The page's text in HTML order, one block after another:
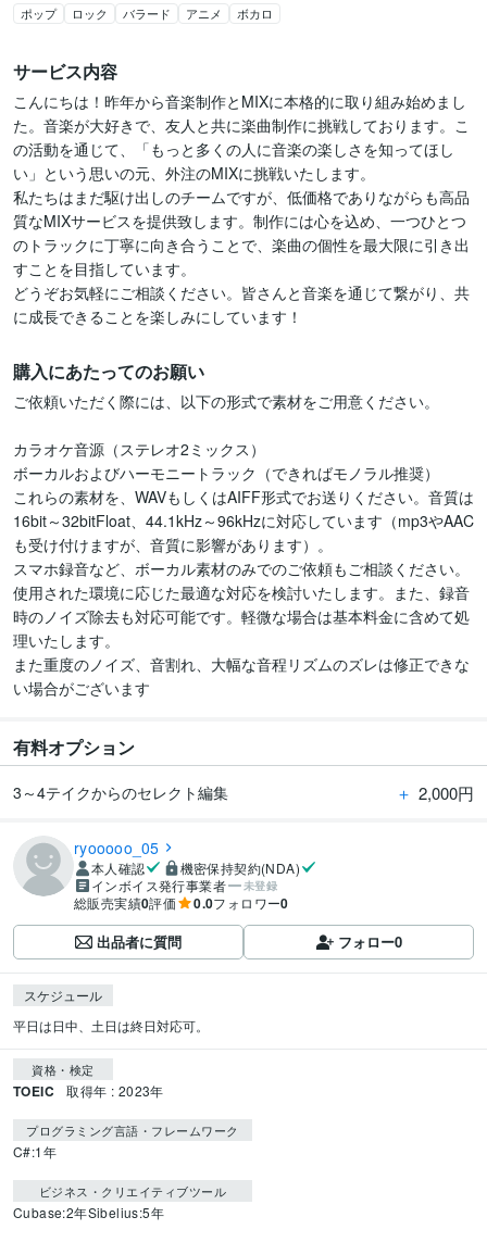
ポップ ロック バラード アニメ ボカロ
サービス内容
こんにちは！昨年から音楽制作とMIXに本格的に取り組み始めまし
た。音楽が大好きで、友人と共に楽曲制作に挑戦しております。こ
の活動を通じて、「もっと多くの人に音楽の楽しさを知ってほし
い」という思いの元、外注のMIXに挑戦いたします。
私たちはまだ駆け出しのチームですが、低価格でありながらも高品
質なMIXサービスを提供致します。制作には心を込め、一つひとつ
のトラックに丁寧に向き合うことで、楽曲の個性を最大限に引き出
すことを目指しています。
どうぞお気軽にご相談ください。皆さんと音楽を通じて繋がり、共
購入にあたってのお願い
ご依頼いただく際には、以下の形式で素材をご用意ください。
カラオケ音源（ステレオ2ミックス）
ボーカルおよびハーモニートラック（できればモノラル推奨）
これらの素材を、WAVもしくはAIFF形式でお送りください。音質は
16bit～32bitFloat、44.1kHz～96kHzに対応しています（mp3やAAC
も受け付けますが、音質に影響があります）。
スマホ録音など、ボーカル素材のみでのご依頼もご相談ください。
使用された環境に応じた最適な対応を検討いたします。また、録音
時のノイズ除去も対応可能です。軽微な場合は基本料金に含めて処
理いたします。
また重度のノイズ、音割れ、大幅な音程リズムのズレは修正できな
有料オプション
3～4テイクからのセレクト編集 ＋ 2,000円
ryooooo_05
本人確認
機密保持契約(NDA)
インボイス発行事業者
未登録
総販売実績0評価 0.0フォロワー0
出品者に質問 フォロー0
スケジュール
平日は日中、土日は終日対応可。
資格・検定
TOEIC 取得年 : 2023年
プログラミング言語・フレームワーク
C#:1年
ビジネス・クリエイティブツール
Cubase:2年Sibelius:5年